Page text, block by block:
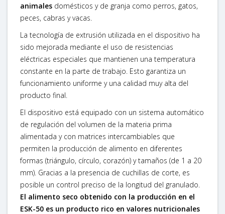
animales domésticos y de granja como perros, gatos,
peces, cabras y vacas.
La tecnología de extrusión utilizada en el dispositivo ha
sido mejorada mediante el uso de resistencias
eléctricas especiales que mantienen una temperatura
constante en la parte de trabajo. Esto garantiza un
funcionamiento uniforme y una calidad muy alta del
producto final.
El dispositivo está equipado con un sistema automático
de regulación del volumen de la materia prima
alimentada y con matrices intercambiables que
permiten la producción de alimento en diferentes
formas (triángulo, círculo, corazón) y tamaños (de 1 a 20
mm). Gracias a la presencia de cuchillas de corte, es
posible un control preciso de la longitud del granulado.
El alimento seco obtenido con la producción en el
ESK-50 es un producto rico en valores nutricionales